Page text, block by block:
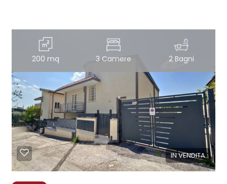
200 mq 3 Camere 2 Bagni
IN VENDITA